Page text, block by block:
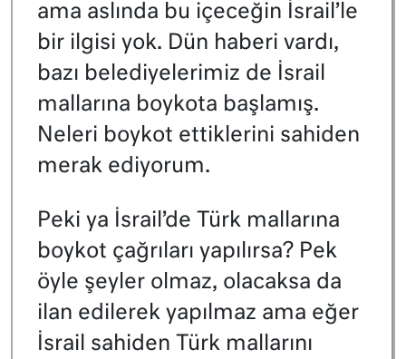
ama aslında bu içeceğin İsrail’le
bir ilgisi yok. Dün haberi vardı,
bazı belediyelerimiz de İsrail
mallarına boykota başlamış.
Neleri boykot ettiklerini sahiden
merak ediyorum.
Peki ya İsrail’de Türk mallarına
boykot çağrıları yapılırsa? Pek
öyle şeyler olmaz, olacaksa da
ilan edilerek yapılmaz ama eğer
İsrail sahiden Türk mallarını